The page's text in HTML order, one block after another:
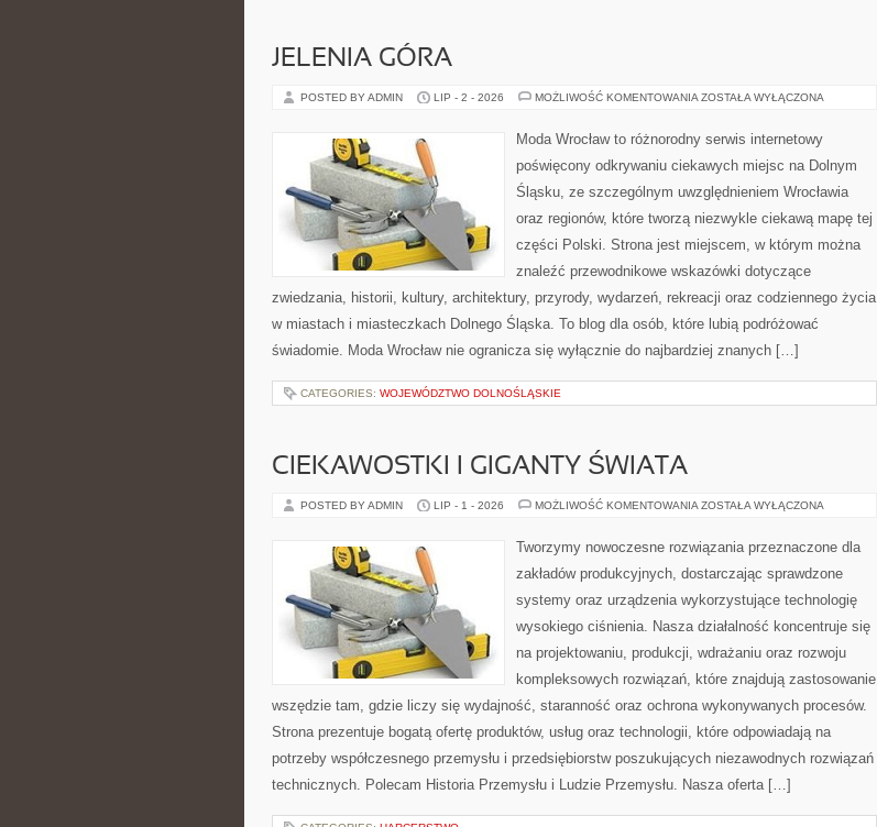
JELENIA GÓRA
POSTED BY ADMIN LIP - 2 - 2026 MOŻLIWOŚĆ KOMENTOWANIA JELENIA
ZOSTAŁA WYŁĄCZONA
Moda Wrocław to różnorodny serwis internetowy
poświęcony odkrywaniu ciekawych miejsc na Dolnym
Śląsku, ze szczególnym uwzględnieniem Wrocławia
oraz regionów, które tworzą niezwykle ciekawą mapę tej
części Polski. Strona jest miejscem, w którym można
znaleźć przewodnikowe wskazówki dotyczące
zwiedzania, historii, kultury, architektury, przyrody, wydarzeń, rekreacji oraz codziennego życia
w miastach i miasteczkach Dolnego Śląska. To blog dla osób, które lubią podróżować
świadomie. Moda Wrocław nie ogranicza się wyłącznie do najbardziej znanych […]
CATEGORIES: WOJEWÓDZTWO DOLNOŚLĄSKIE
CIEKAWOSTKI I GIGANTY ŚWIATA
POSTED BY ADMIN LIP - 1 - 2026 MOŻLIWOŚĆ KOMENTOWANIA CIEKAWOSTKI
ŚWIATA
ZOSTAŁA WYŁĄCZONA
Tworzymy nowoczesne rozwiązania przeznaczone dla
zakładów produkcyjnych, dostarczając sprawdzone
systemy oraz urządzenia wykorzystujące technologię
wysokiego ciśnienia. Nasza działalność koncentruje się
na projektowaniu, produkcji, wdrażaniu oraz rozwoju
kompleksowych rozwiązań, które znajdują zastosowanie
wszędzie tam, gdzie liczy się wydajność, staranność oraz ochrona wykonywanych procesów.
Strona prezentuje bogatą ofertę produktów, usług oraz technologii, które odpowiadają na
potrzeby współczesnego przemysłu i przedsiębiorstw poszukujących niezawodnych rozwiązań
technicznych. Polecam Historia Przemysłu i Ludzie Przemysłu. Nasza oferta […]